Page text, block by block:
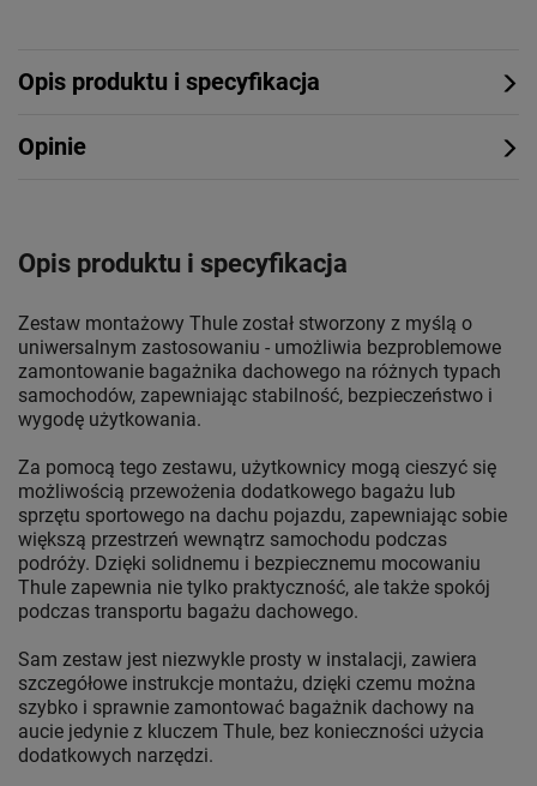
Opis produktu i specyfikacja
Opinie
Opis produktu i specyfikacja
Zestaw montażowy Thule został stworzony z myślą o
uniwersalnym zastosowaniu - umożliwia bezproblemowe
zamontowanie bagażnika dachowego na różnych typach
samochodów, zapewniając stabilność, bezpieczeństwo i
wygodę użytkowania.
Za pomocą tego zestawu, użytkownicy mogą cieszyć się
możliwością przewożenia dodatkowego bagażu lub
sprzętu sportowego na dachu pojazdu, zapewniając sobie
większą przestrzeń wewnątrz samochodu podczas
podróży. Dzięki solidnemu i bezpiecznemu mocowaniu
Thule zapewnia nie tylko praktyczność, ale także spokój
podczas transportu bagażu dachowego.
Sam zestaw jest niezwykle prosty w instalacji, zawiera
szczegółowe instrukcje montażu, dzięki czemu można
szybko i sprawnie zamontować bagażnik dachowy na
aucie jedynie z kluczem Thule, bez konieczności użycia
dodatkowych narzędzi.